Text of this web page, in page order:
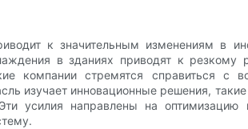
к значительным изменениям в
в зданиях приводят к
компании стремятся справиться
изучает инновационные решения,
усилия направлены на